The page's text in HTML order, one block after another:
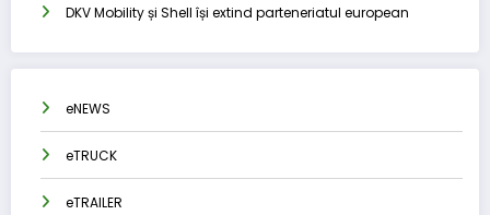
DKV Mobility și Shell își extind parteneriatul european
eNEWS
eTRUCK
eTRAILER